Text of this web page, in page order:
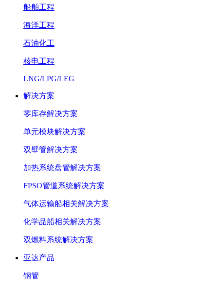
船舶工程
海洋工程
石油化工
核电工程
LNG/LPG/LEG
解决方案
零库存解决方案
单元模块解决方案
双壁管解决方案
加热系统盘管解决方案
FPSO管道系统解决方案
气体运输船相关解决方案
化学品船相关解决方案
双燃料系统解决方案
亚达产品
钢管